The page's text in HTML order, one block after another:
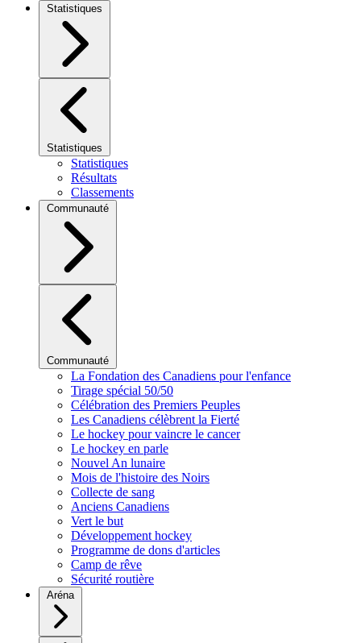
Statistiques
Statistiques
Statistiques
Résultats
Classements
Communauté
Communauté
La Fondation des Canadiens pour l'enfance
Tirage spécial 50/50
Célébration des Premiers Peuples
Les Canadiens célèbrent la Fierté
Le hockey pour vaincre le cancer
Le hockey en parle
Nouvel An lunaire
Mois de l'histoire des Noirs
Collecte de sang
Anciens Canadiens
Vert le but
Développement hockey
Programme de dons d'articles
Camp de rêve
Sécurité routière
Aréna